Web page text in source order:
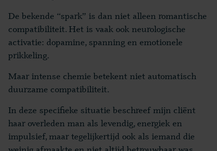
De bekende “spark” is dan niet alleen romantische
compatibiliteit. Het is vaak ook neurologische
activatie: dopamine, spanning en emotionele
prikkeling.
Maar intense chemie betekent niet automatisch
duurzame compatibiliteit.
In deze specifieke situatie beschreef mijn cliënt
haar overleden man als levendig, energiek en
impulsief, maar tegelijkertijd ook als iemand die